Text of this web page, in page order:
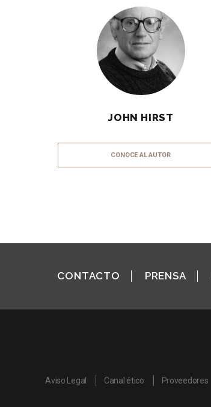
JOHN HIRST
CONOCE AL AUTOR
CONTACTO PRENSA
Aviso Legal Canal ético Proveedores